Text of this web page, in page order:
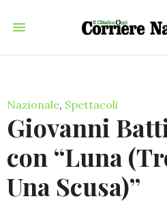
Nazionale, Spettacoli
Giovanni
con “Luna
Una Scusa)”